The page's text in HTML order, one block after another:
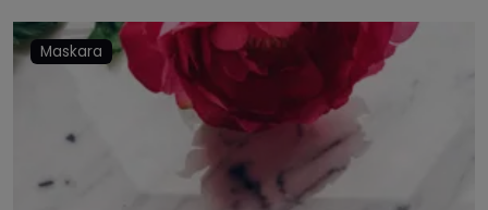
Maskara